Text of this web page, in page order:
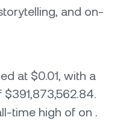
and on-
at $0.01, with a
time high of on .